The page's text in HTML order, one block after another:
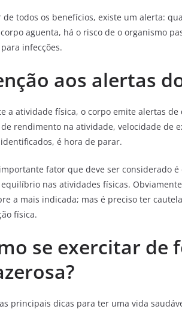
de todos os benefícios, existe um alerta:
aguenta, há o risco de o organismo
infecções.
aos alertas
a atividade física, o corpo emite alertas
rendimento na atividade, velocidade de
é hora de parar.
fator que deve ser considerado
nas atividades físicas.
a mais indicada; mas é preciso ter
física.
se exercitar de
principais dicas para ter uma vida